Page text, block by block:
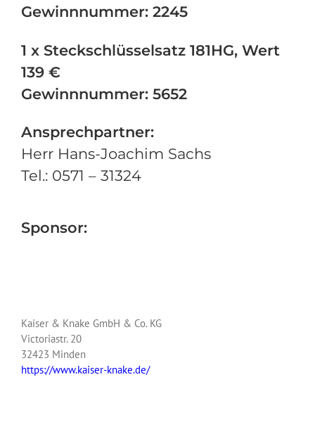
Gewinnnummer: 2245
1 x Steckschlüsselsatz 181HG, Wert
139 €
Gewinnnummer: 5652
Ansprechpartner:
Herr Hans-Joachim Sachs
Tel.: 0571 – 31324
Sponsor:
Kaiser & Knake GmbH & Co. KG
Victoriastr. 20
32423 Minden
https://www.kaiser-knake.de/